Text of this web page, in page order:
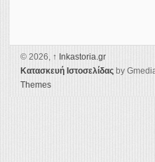
© 2026, ↑ Ιnkastoria.gr
Κατασκευή Ιστοσελίδας by
Themes